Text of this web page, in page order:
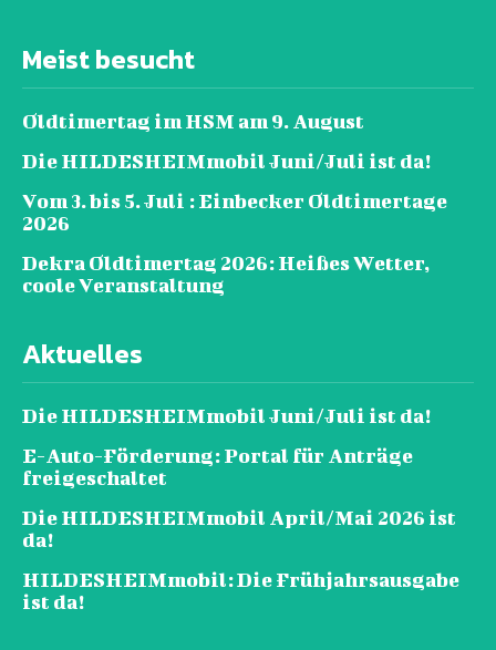
Meist besucht
Oldtimertag im HSM am 9. August
Die HILDESHEIMmobil Juni/Juli ist da!
Vom 3. bis 5. Juli : Einbecker Oldtimertage
2026
Dekra Oldtimertag 2026: Heißes Wetter,
coole Veranstaltung
Aktuelles
Die HILDESHEIMmobil Juni/Juli ist da!
E-Auto-Förderung: Portal für Anträge
freigeschaltet
Die HILDESHEIMmobil April/Mai 2026 ist
da!
HILDESHEIMmobil: Die Frühjahrsausgabe
ist da!